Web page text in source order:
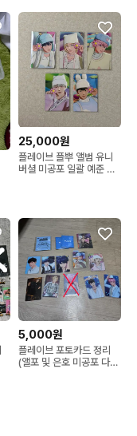
25,000원
플레이브 플뿌 앨범 유니
버셜 미공포 일괄 예준 노
5,000원
플레이브 포토카드 정리
(앨포 및 은호 미공포 다